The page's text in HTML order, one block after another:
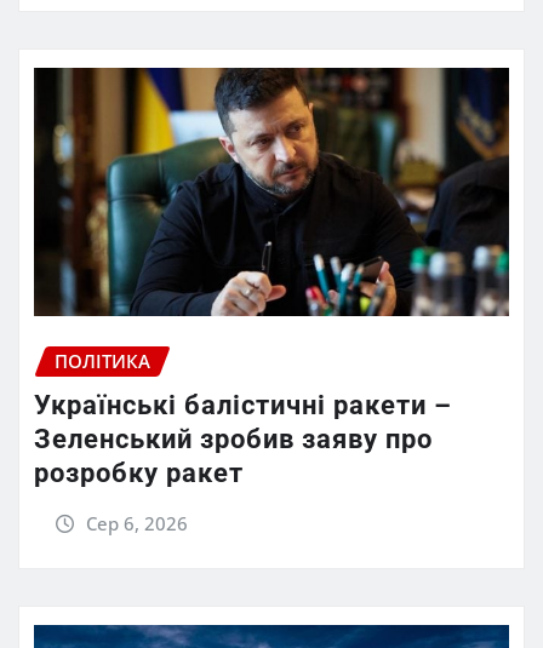
ПОЛІТИКА
Українські балістичні ракети –
Зеленський зробив заяву про
розробку ракет
Сер 6, 2026